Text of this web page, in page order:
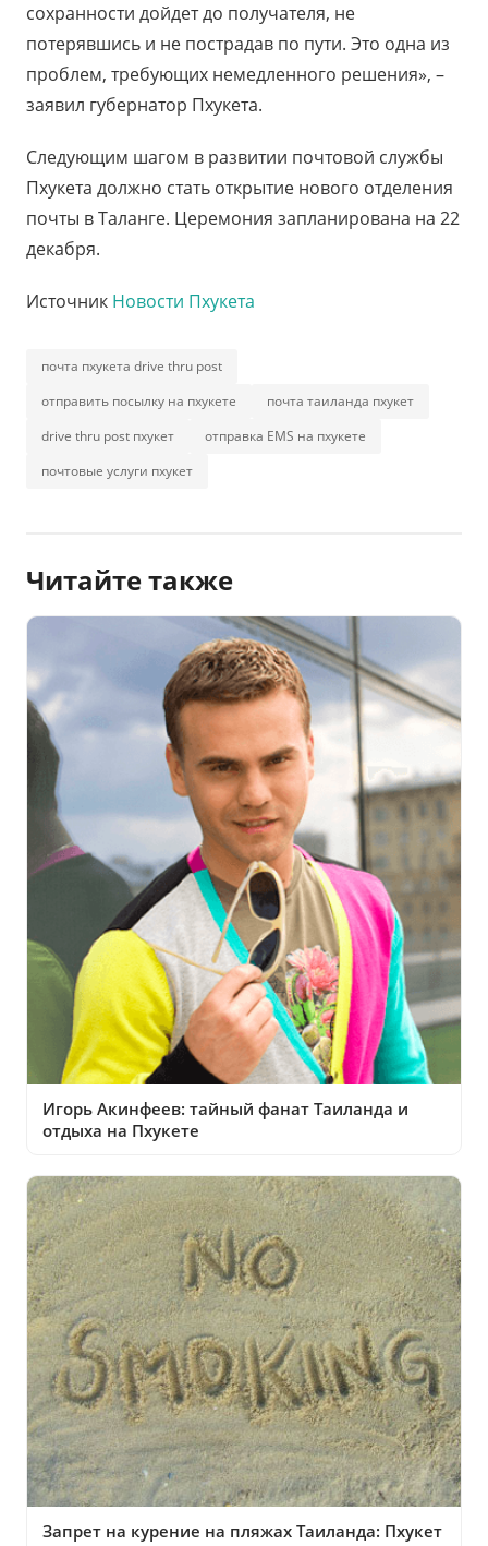
сохранности дойдет до получателя, не
потерявшись и не пострадав по пути. Это одна из
проблем, требующих немедленного решения», –
заявил губернатор Пхукета.
Следующим шагом в развитии почтовой службы
Пхукета должно стать открытие нового отделения
почты в Таланге. Церемония запланирована на 22
декабря.
Источник Новости Пхукета
почта пхукета drive thru post
отправить посылку на пхукете
почта таиланда пхукет
drive thru post пхукет
отправка EMS на пхукете
почтовые услуги пхукет
Читайте также
Игорь Акинфеев: тайный фанат Таиланда и
отдыха на Пхукете
Запрет на курение на пляжах Таиланда: Пхукет